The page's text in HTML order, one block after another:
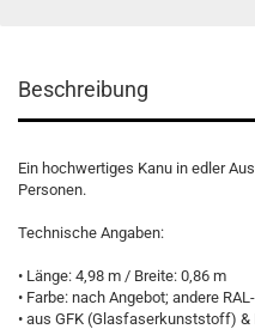
Beschreibung
Ein hochwertiges Kanu in edler
Personen.
Technische Angaben:
• Länge: 4,98 m / Breite: 0,86 m
• Farbe: nach Angebot; andere
• aus GFK (Glasfaserkunststoff) &